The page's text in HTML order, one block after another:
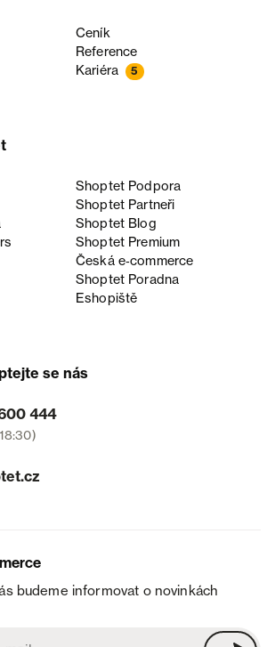
Ceník
Reference
Kariéra 5
Shoptet Podpora
Shoptet Partneři
Shoptet Blog
Shoptet Premium
Česká e‑commerce
Shoptet Poradna
Eshopiště
se nás
444
budeme informovat o novinkách